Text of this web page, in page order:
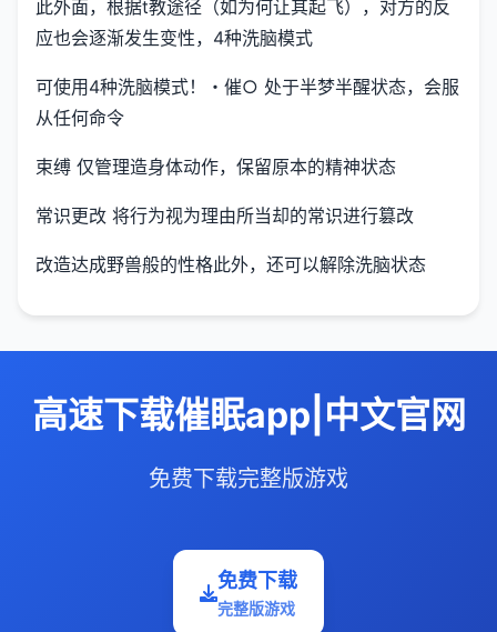
此外面，根据t教途径（如为何让其起飞），对方的反
应也会逐渐发生变性，4种洗脑模式
可使用4种洗脑模式！・催○ 处于半梦半醒状态，会服
从任何命令
束缚 仅管理造身体动作，保留原本的精神状态
常识更改 将行为视为理由所当却的常识进行篡改
改造达成野兽般的性格此外，还可以解除洗脑状态
高速下载催眠app|中文官网
免费下载完整版游戏
免费下载
完整版游戏